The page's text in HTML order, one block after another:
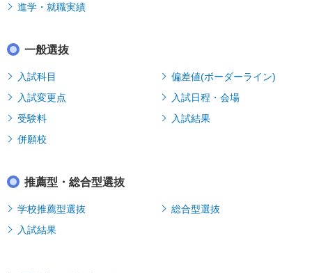
進学・就職実績
一般選抜
入試科目
偏差値(ボーダーライン)
入試変更点
入試日程・会場
受験料
入試結果
併願校
推薦型・総合型選抜
学校推薦型選抜
総合型選抜
入試結果